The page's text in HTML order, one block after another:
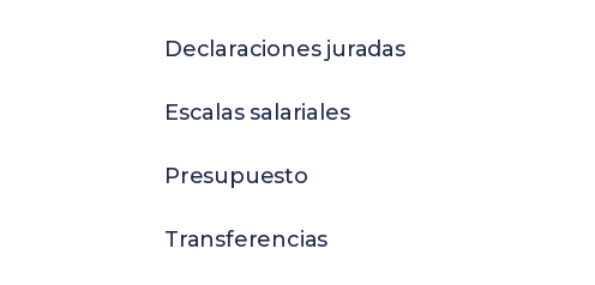
Declaraciones juradas
Escalas salariales
Presupuesto
Transferencias